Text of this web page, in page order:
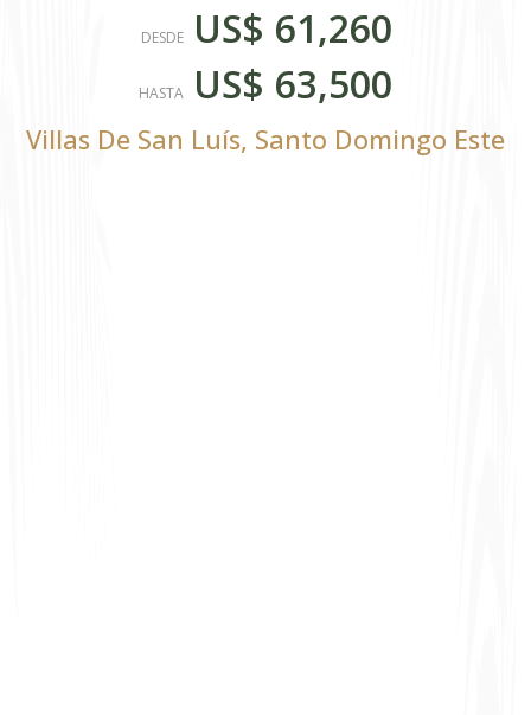
DESDE US$ 61,260
HASTA US$ 63,500
Villas De San Luís, Santo Domingo Este